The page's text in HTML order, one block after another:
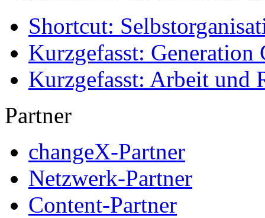
Shortcut:
Kurzgefasst: Generation
Kurzgefasst: Arbeit und
Partner
changeX-Partner
Netzwerk-Partner
Content-Partner